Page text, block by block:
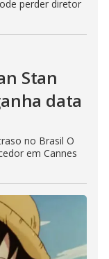
perder diretor
Stan
data
no Brasil O
em Cannes